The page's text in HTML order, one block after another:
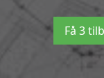
Få 3